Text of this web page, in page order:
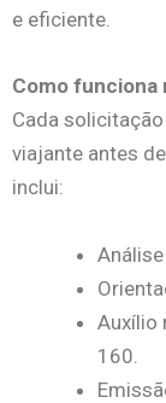
e eficiente.
Como funciona
Cada
viajante antes
inclui:
Auxílio
160.